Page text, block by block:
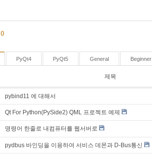
0
PyQt4 PyQt5 General Beginner
제목
pybind11 에 대해서
Qt For Python(PySide2) QML 프로젝트 예제
명령어 한줄로 내컴퓨터를 웹서버로
pydbus 바인딩을 이용하여 서비스 데몬과 D-Bus통신